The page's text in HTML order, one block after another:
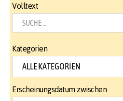
Volltext
Kategorien
Erscheinungsdatum zwischen